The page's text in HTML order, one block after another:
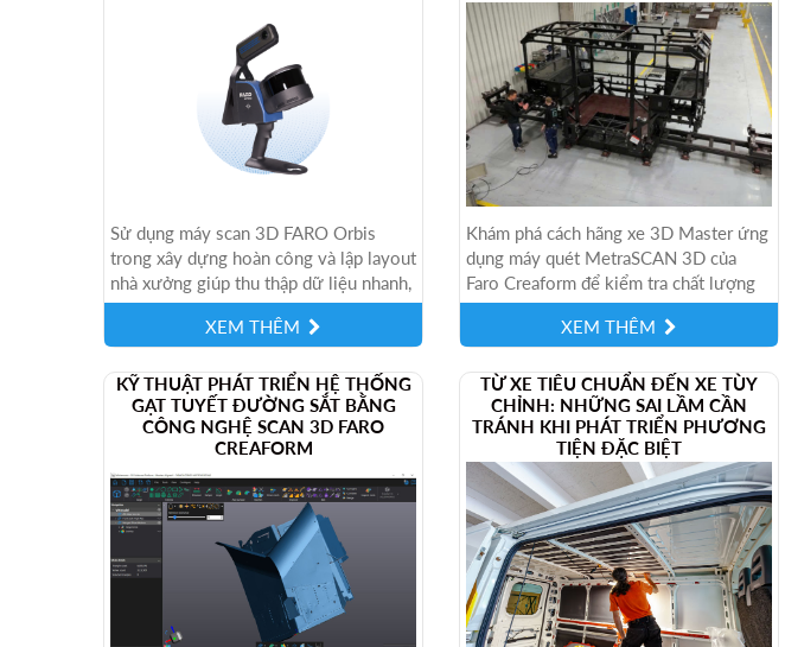
Sử dụng máy scan 3D FARO Orbis
trong xây dựng hoàn công và lập layout
nhà xưởng giúp thu thập dữ liệu nhanh,
chính xác cao, hỗ trợ thiết kế, quản...
XEM THÊM
Khám phá cách hãng xe 3D Master ứng
dụng máy quét MetraSCAN 3D của
Faro Creaform để kiểm tra chất lượng
khung xe trực tiếp tại xưởng sản xuất.
XEM THÊM
KỸ THUẬT PHÁT TRIỂN HỆ THỐNG
GẠT TUYẾT ĐƯỜNG SẮT BẰNG
CÔNG NGHỆ SCAN 3D FARO
CREAFORM
TỪ XE TIÊU CHUẨN ĐẾN XE TÙY
CHỈNH: NHỮNG SAI LẦM CẦN
TRÁNH KHI PHÁT TRIỂN PHƯƠNG
TIỆN ĐẶC BIỆT